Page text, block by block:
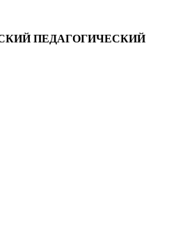
ПЕДАГОГИЧЕСКИЙ